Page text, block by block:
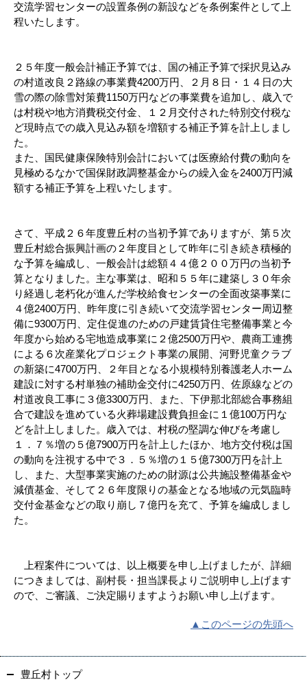
交流学習センターの設置条例の新設などを条例案件として上
程いたします。
２５年度一般会計補正予算では、国の補正予算で採択見込み
の村道改良２路線の事業費4200万円、２月８日・１４日の大
雪の際の除雪対策費1150万円などの事業費を追加し、歳入で
は村税や地方消費税交付金、１２月交付された特別交付税な
ど現時点での歳入見込み額を増額する補正予算を計上しまし
た。
また、国民健康保険特別会計においては医療給付費の動向を
見極めるなかで国保財政調整基金からの繰入金を2400万円減
額する補正予算を上程いたします。
さて、平成２６年度豊丘村の当初予算でありますが、第５次
豊丘村総合振興計画の２年度目として昨年に引き続き積極的
な予算を編成し、一般会計は総額４４億２００万円の当初予
算となりました。主な事業は、昭和５５年に建築し３０年余
り経過し老朽化が進んだ学校給食センターの全面改築事業に
４億2400万円、昨年度に引き続いて交流学習センター周辺整
備に9300万円、定住促進のための戸建賃貸住宅整備事業と今
年度から始める宅地造成事業に２億2500万円や、農商工連携
による６次産業化プロジェクト事業の展開、河野児童クラブ
の新築に4700万円、２年目となる小規模特別養護老人ホーム
建設に対する村単独の補助金交付に4250万円、佐原線などの
村道改良工事に３億3300万円、また、下伊那北部総合事務組
合で建設を進めている火葬場建設費負担金に１億100万円な
どを計上しました。歳入では、村税の堅調な伸びを考慮し
１．７％増の５億7900万円を計上したほか、地方交付税は国
の動向を注視する中で３．５％増の１５億7300万円を計上
し、また、大型事業実施のための財源は公共施設整備基金や
減債基金、そして２６年度限りの基金となる地域の元気臨時
交付金基金などの取り崩し７億円を充て、予算を編成しまし
た。
上程案件については、以上概要を申し上げましたが、詳細
につきましては、副村長・担当課長よりご説明申し上げます
ので、ご審議、ご決定賜りますようお願い申し上げます。
▲このページの先頭へ
豊丘村トップ